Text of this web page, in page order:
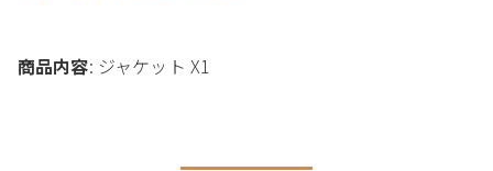
商品内容: ジャケット X1